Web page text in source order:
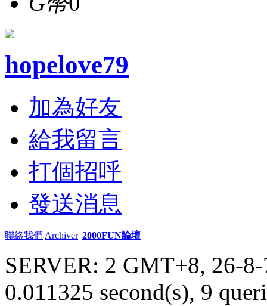
hopelove79
加為好友
給我留言
打個招呼
發送消息
聯絡我們|Archiver| 2000FUN論壇
SERVER: 2 GMT+8, 26-
0.011325 second(s), 9